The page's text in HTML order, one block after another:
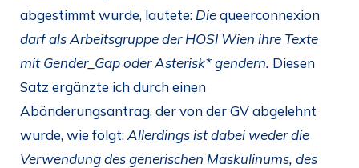
abgestimmt wurde, lautete: Diequeerconnexion
darf als Arbeitsgruppe der HOSI Wien ihre Texte
mit Gender_Gap oder Asterisk* gendern. Diesen
Satz ergänzte ich durch einen
Abänderungsantrag, der von der GV abgelehnt
wurde, wie folgt:Allerdings ist dabei weder die
Verwendung des generischen Maskulinums, des